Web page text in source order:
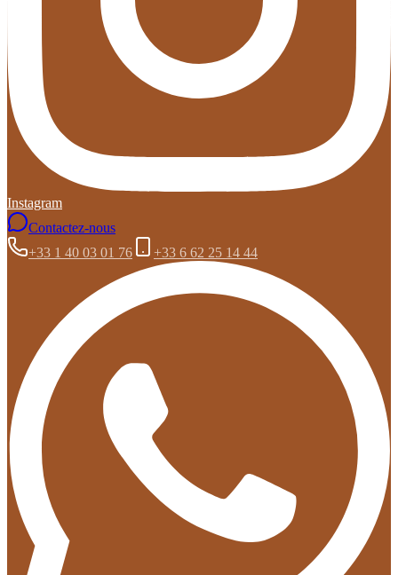
Instagram
Contactez-nous
+33 1 40 03 01 76
+33 6 62 25 14 44